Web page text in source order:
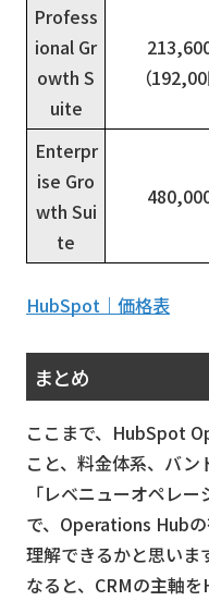
Profess
ional Gr
owth S
uite
（192,00
Enterpr
ise Gro
wth Sui
te
HubSpot｜価格表
まとめ
ここまで、HubSpot
こと、料金体系、バン
「レベニューオペレ
で、Operations Hub
理解できるかと思いま
なると、CRMの主軸